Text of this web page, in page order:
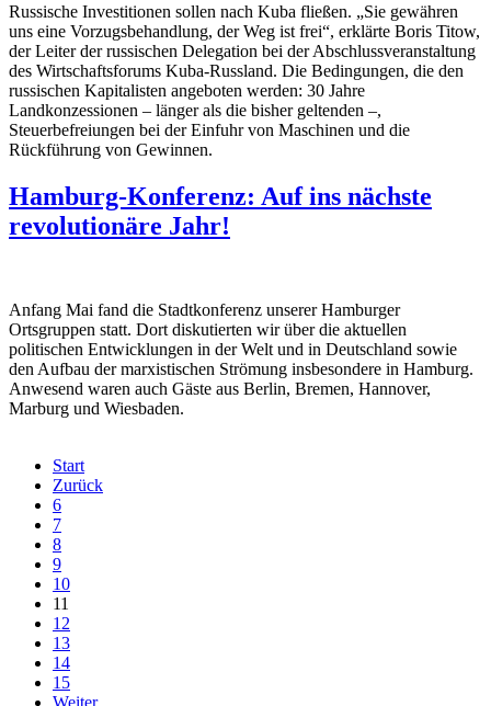
Russische Investitionen sollen nach Kuba fließen. „Sie gewähren
uns eine Vorzugsbehandlung, der Weg ist frei“, erklärte Boris Titow,
der Leiter der russischen Delegation bei der Abschlussveranstaltung
des Wirtschaftsforums Kuba-Russland. Die Bedingungen, die den
russischen Kapitalisten angeboten werden: 30 Jahre
Landkonzessionen – länger als die bisher geltenden –,
Steuerbefreiungen bei der Einfuhr von Maschinen und die
Rückführung von Gewinnen.
Hamburg-Konferenz: Auf ins nächste
revolutionäre Jahr!
Anfang Mai fand die Stadtkonferenz unserer Hamburger
Ortsgruppen statt. Dort diskutierten wir über die aktuellen
politischen Entwicklungen in der Welt und in Deutschland sowie
den Aufbau der marxistischen Strömung insbesondere in Hamburg.
Anwesend waren auch Gäste aus Berlin, Bremen, Hannover,
Marburg und Wiesbaden.
Start
Zurück
6
7
8
9
10
11
12
13
14
15
Weiter